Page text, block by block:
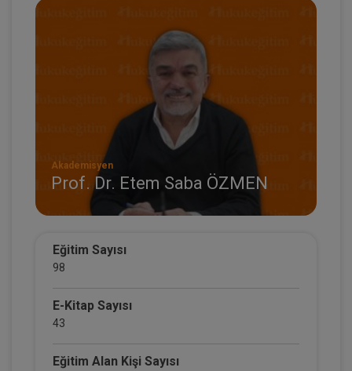
Akademisyen
Prof. Dr. Etem Saba ÖZMEN
Eğitim Sayısı
98
E-Kitap Sayısı
43
Eğitim Alan Kişi Sayısı